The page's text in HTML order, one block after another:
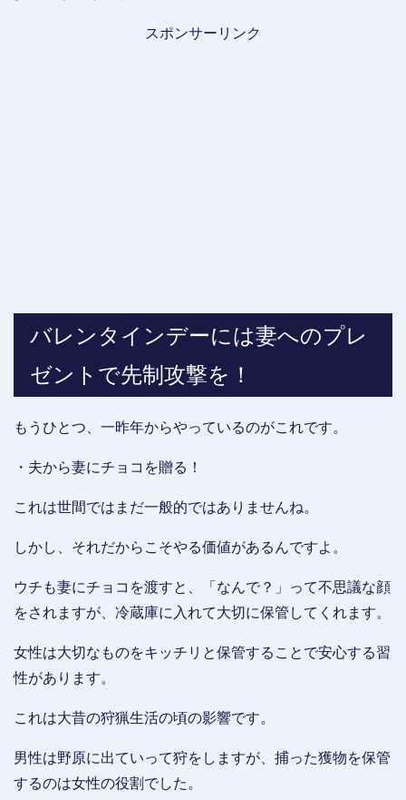
スポンサーリンク
バレンタインデーには妻へのプレ
ゼントで先制攻撃を！
もうひとつ、一昨年からやっているのがこれです。
・夫から妻にチョコを贈る！
これは世間ではまだ一般的ではありませんね。
しかし、それだからこそやる価値があるんですよ。
ウチも妻にチョコを渡すと、「なんで？」って不思議な顔
をされますが、冷蔵庫に入れて大切に保管してくれます。
女性は大切なものをキッチリと保管することで安心する習
性があります。
これは大昔の狩猟生活の頃の影響です。
男性は野原に出ていって狩をしますが、捕った獲物を保管
するのは女性の役割でした。